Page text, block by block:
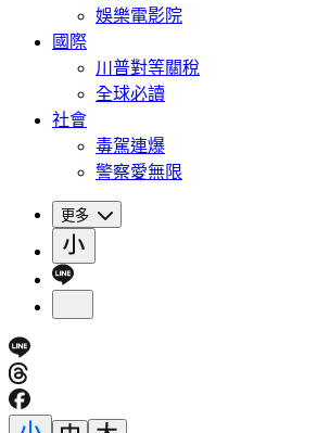
娛樂電影院
國際
川普對等關稅
全球必讀
社會
毒駕連爆
警察愛無限
更多